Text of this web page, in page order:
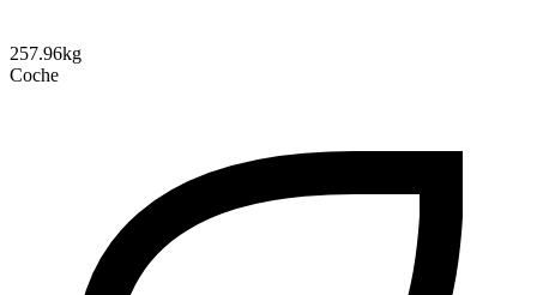
257.96kg
Coche